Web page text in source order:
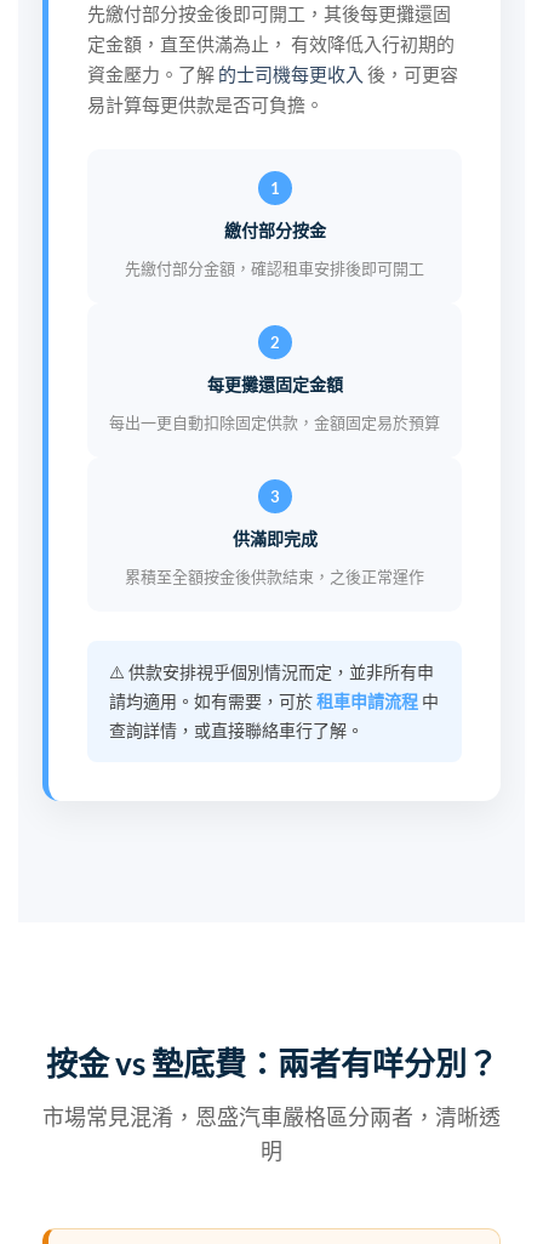
先繳付部分按金後即可開工，其後每更攤還固
定金額，直至供滿為止， 有效降低入行初期的
資金壓力。了解 的士司機每更收入 後，可更容
易計算每更供款是否可負擔。
1
繳付部分按金
先繳付部分金額，確認租車安排後即可開工
2
每更攤還固定金額
每出一更自動扣除固定供款，金額固定易於預算
3
供滿即完成
累積至全額按金後供款結束，之後正常運作
⚠️ 供款安排視乎個別情況而定，並非所有申
請均適用。如有需要，可於租車申請流程 中
查詢詳情，或直接聯絡車行了解。
按金 vs 墊底費：兩者有咩分別？
市場常見混淆，恩盛汽車嚴格區分兩者，清晰透
明